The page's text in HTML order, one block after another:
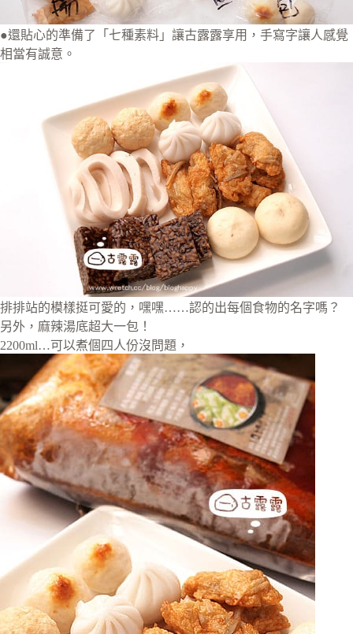
●還貼心的準備了「七種素料」讓古露露享用，手寫字讓人感覺
相當有誠意。
排排站的模樣挺可愛的，嘿嘿……認的出每個食物的名字嗎？
另外，麻辣湯底超大一包！
2200ml…可以煮個四人份沒問題，